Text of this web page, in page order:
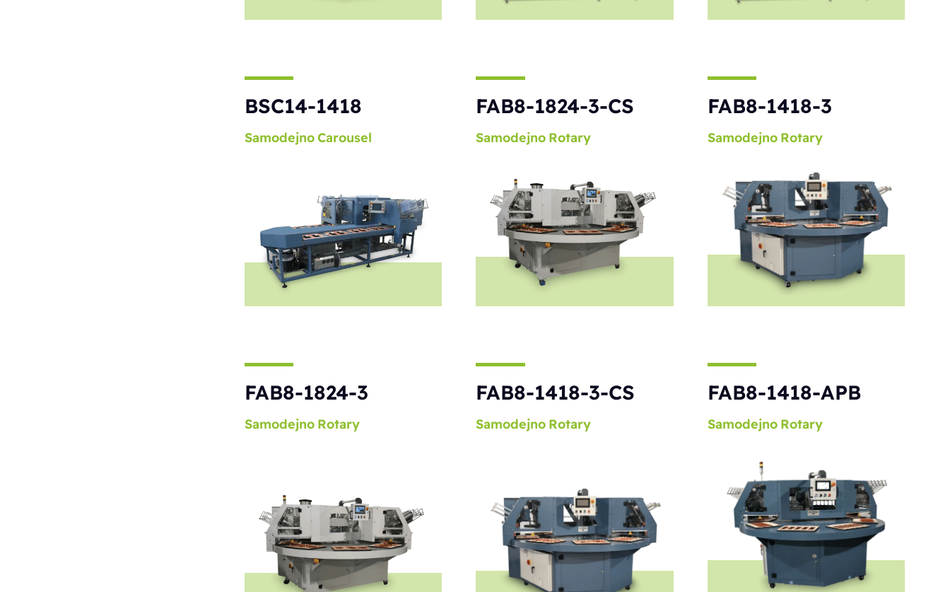
BSC14-1418
Samodejno Carousel
FAB8-1824-3-CS
Samodejno Rotary
FAB8-1418-3
Samodejno Rotary
FAB8-1824-3
Samodejno Rotary
FAB8-1418-3-CS
Samodejno Rotary
FAB8-1418-APB
Samodejno Rotary